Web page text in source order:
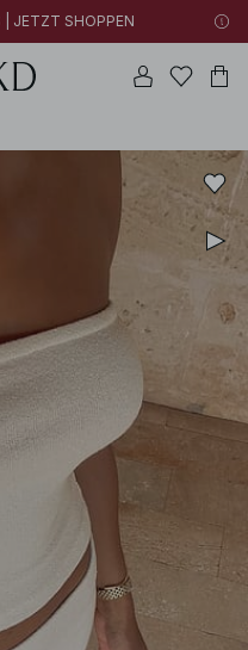
| JETZT SHOPPEN